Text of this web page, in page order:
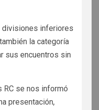
divisiones inferiores
la categoría
sus encuentros sin
RC se nos informó
presentación,